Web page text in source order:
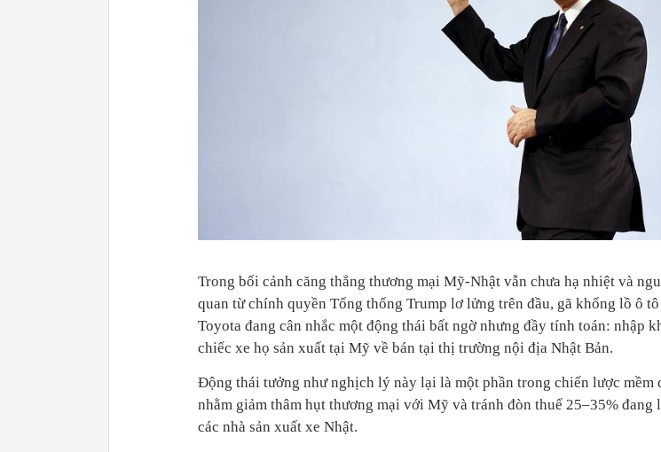
Trong bối cảnh căng thẳng thương mại Mỹ-Nhật vẫn chưa hạ nhiệt và
quan từ chính quyền Tổng thống Trump lơ lửng trên đầu, gã khổng lồ ô
Toyota đang cân nhắc một động thái bất ngờ nhưng đầy tính toán: nhập
chiếc xe họ sản xuất tại Mỹ về bán tại thị trường nội địa Nhật Bản.
Động thái tưởng như nghịch lý này lại là một phần trong chiến lược mềm
nhằm giảm thâm hụt thương mại với Mỹ và tránh đòn thuế 25–35% đang
các nhà sản xuất xe Nhật.